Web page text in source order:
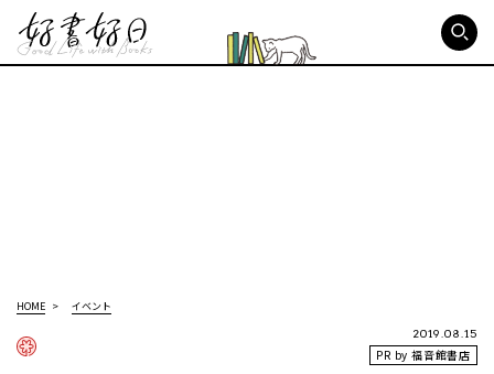
HOME イベント
PR by 福音館書店
2019.08.15